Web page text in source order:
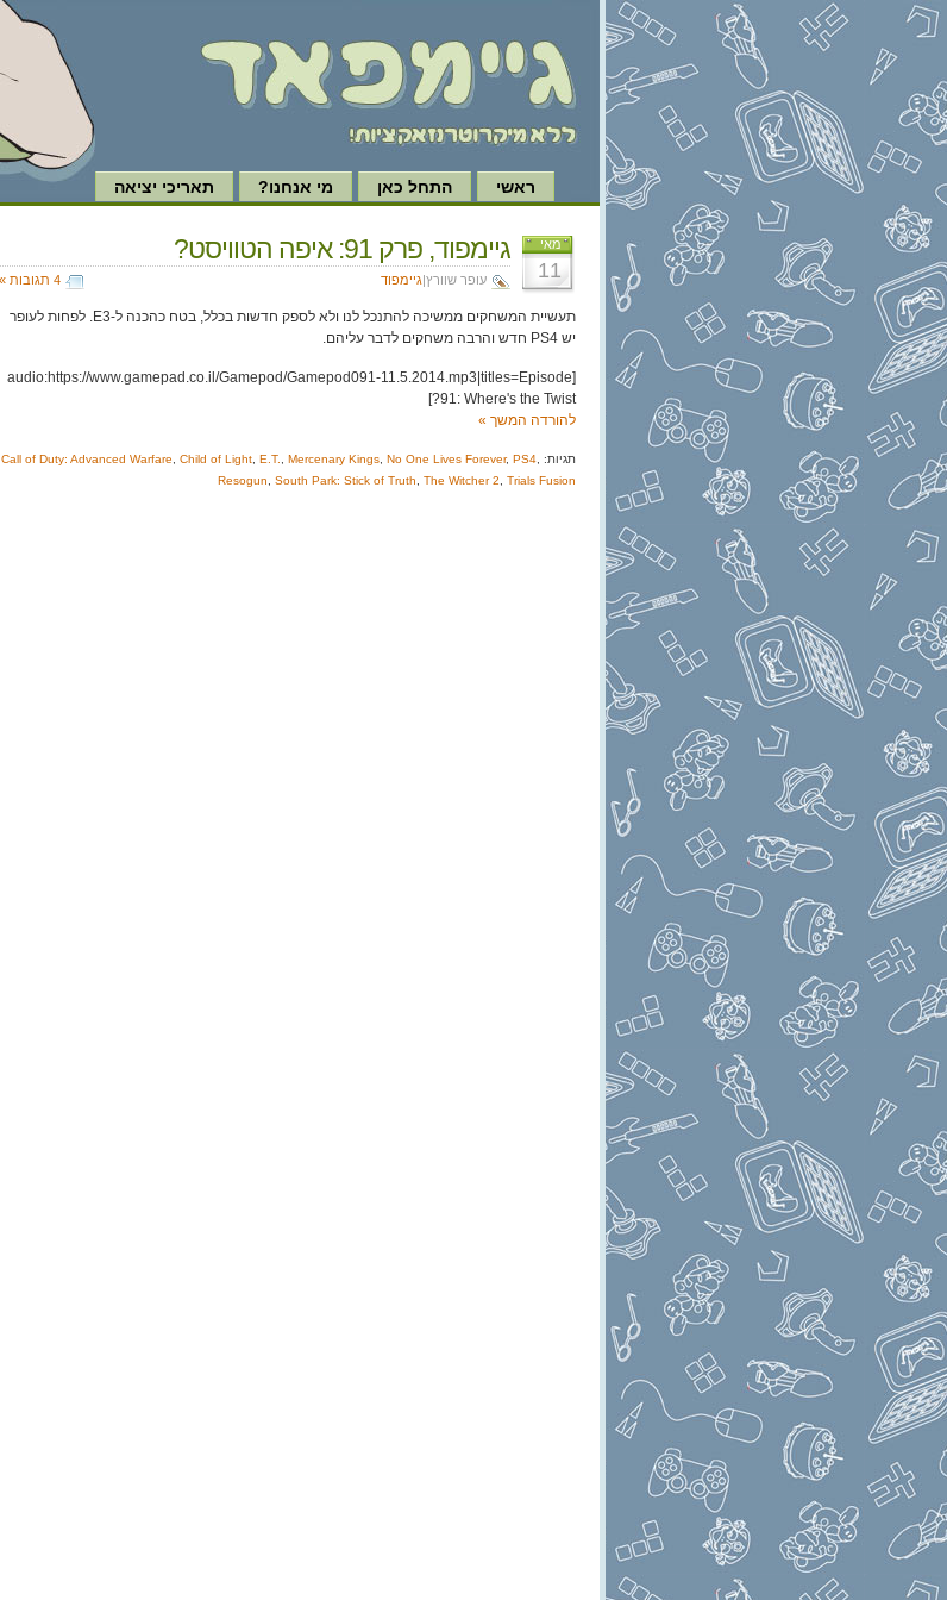
ראשי התחל כאן מי אנחנו? תאריכי יציאה
מאי
11
גיימפוד, פרק 91: איפה הטוויסט?
עופר שוורץ|גיימפוד 4 תגובות »
תעשיית המשחקים ממשיכה להתנכל לנו ולא לספק חדשות בכלל, בטח כהכנה ל-E3. לפחות לעופר
יש PS4 חדש והרבה משחקים לדבר עליהם.
[audio:https://www.gamepad.co.il/Gamepod/Gamepod091-11.5.2014.mp3|titles=Episode
91: Where's the Twist?]
להורדה המשך »
תגיות: Call of Duty: Advanced Warfare Child of Light E.T. Mercenary Kings No One Lives Forever, PS4
Resogun
South Park: Stick of Truth The Witcher 2 Trials Fusion